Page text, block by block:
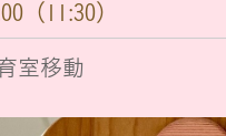
（11:30）
室移動